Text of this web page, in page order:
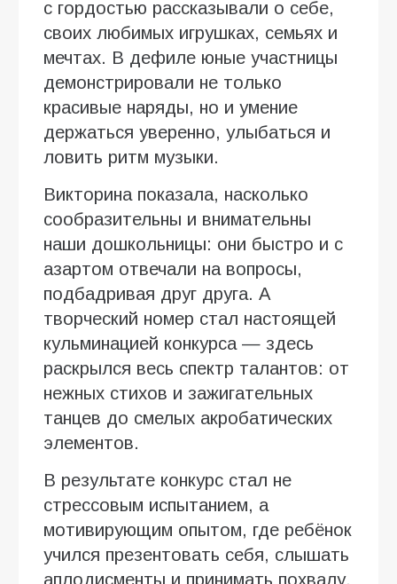
с гордостью рассказывали о себе,
своих любимых игрушках, семьях и
мечтах. В дефиле юные участницы
демонстрировали не только
красивые наряды, но и умение
держаться уверенно, улыбаться и
ловить ритм музыки.
Викторина показала, насколько
сообразительны и внимательны
наши дошкольницы: они быстро и с
азартом отвечали на вопросы,
подбадривая друг друга. А
творческий номер стал настоящей
кульминацией конкурса — здесь
раскрылся весь спектр талантов: от
нежных стихов и зажигательных
танцев до смелых акробатических
элементов.
В результате конкурс стал не
стрессовым испытанием, а
мотивирующим опытом, где ребёнок
учился презентовать себя, слышать
аплодисменты и принимать похвалу.